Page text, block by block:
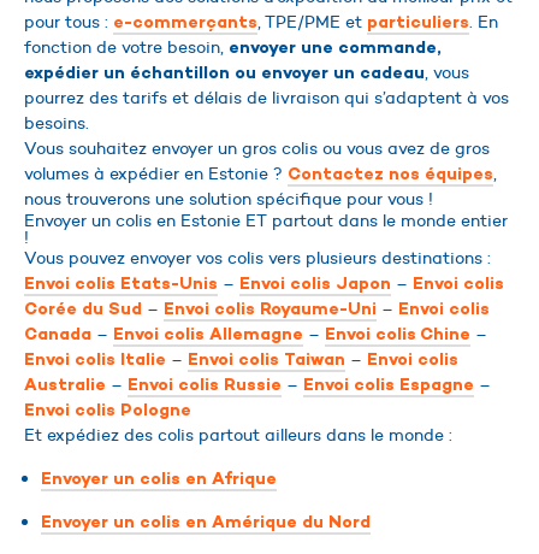
pour tous : e-commerçants, TPE/PME et particuliers. En
fonction de votre besoin, envoyer une commande,
expédier un échantillon ou envoyer un cadeau, vous
pourrez des tarifs et délais de livraison qui s’adaptent à vos
besoins.
Vous souhaitez envoyer un gros colis ou vous avez de gros
volumes à expédier en Estonie ? Contactez nos équipes,
nous trouverons une solution spécifique pour vous !
Envoyer un colis en Estonie ET partout dans le monde entier
!
Vous pouvez envoyer vos colis vers plusieurs destinations :
Envoi colis Etats-Unis – Envoi colis Japon – Envoi colis
Corée du Sud – Envoi colis Royaume-Uni – Envoi colis
Canada – Envoi colis Allemagne – Envoi colis Chine –
Envoi colis Italie – Envoi colis Taiwan – Envoi colis
Australie – Envoi colis Russie – Envoi colis Espagne –
Envoi colis Pologne
Et expédiez des colis partout ailleurs dans le monde :
Envoyer un colis en Afrique
Envoyer un colis en Amérique du Nord